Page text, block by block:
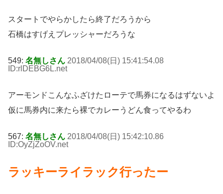
スタートでやらかしたら終了だろうから
石橋はすげえプレッシャーだろうな
549: 名無しさん 2018/04/08(日) 15:41:54.08
ID:rlDEBG6L.net
アーモンドこんなふざけたローテで馬券になるはずないよ
仮に馬券内に来たら裸でカレーうどん食ってやるわ
567: 名無しさん 2018/04/08(日) 15:42:10.86
ID:OyZjZoOV.net
ラッキーライラック行ったー